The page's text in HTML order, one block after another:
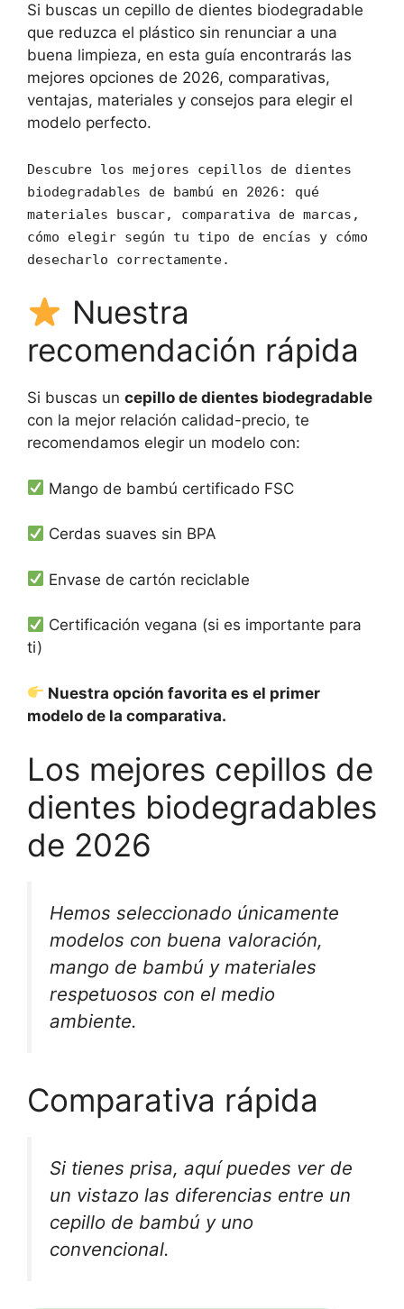
Si buscas un cepillo de dientes biodegradable
que reduzca el plástico sin renunciar a una
buena limpieza, en esta guía encontrarás las
mejores opciones de 2026, comparativas,
ventajas, materiales y consejos para elegir el
modelo perfecto.
Descubre los mejores cepillos de dientes
biodegradables de bambú en 2026: qué
materiales buscar, comparativa de marcas,
cómo elegir según tu tipo de encías y cómo
desecharlo correctamente.
Nuestra
recomendación rápida
Si buscas un cepillo de dientes biodegradable
con la mejor relación calidad-precio, te
recomendamos elegir un modelo con:
Mango de bambú certificado FSC
Cerdas suaves sin BPA
Envase de cartón reciclable
Certificación vegana (si es importante para
ti)
Nuestra opción favorita es el primer
modelo de la comparativa.
Los mejores cepillos de
dientes biodegradables
de 2026
Hemos seleccionado únicamente
modelos con buena valoración,
mango de bambú y materiales
respetuosos con el medio
ambiente.
Comparativa rápida
Si tienes prisa, aquí puedes ver de
un vistazo las diferencias entre un
cepillo de bambú y uno
convencional.